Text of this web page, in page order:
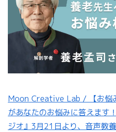
Moon Creative Lab / 【お悩
があなたのお悩みに答えます
ジオ』3月21日より、音声教